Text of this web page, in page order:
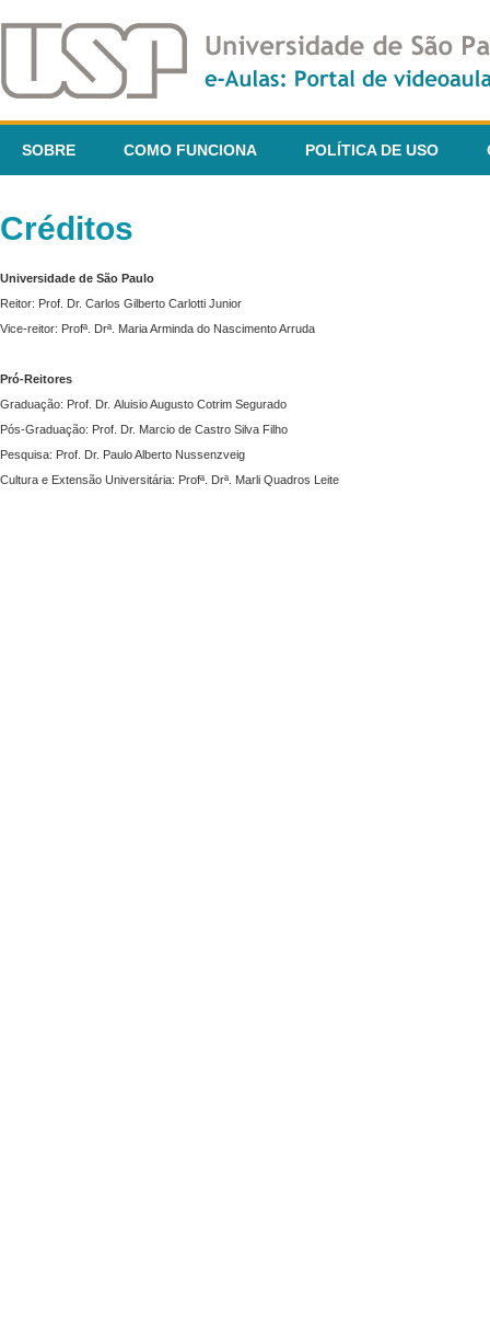
SOBRE COMO FUNCIONA POLÍTICA DE USO
Créditos
Universidade de São Paulo
Reitor: Prof. Dr. Carlos Gilberto Carlotti Junior
Vice-reitor: Profª. Drª. Maria Arminda do Nascimento Arruda
Pró-Reitores
Graduação: Prof. Dr. Aluisio Augusto Cotrim Segurado
Pós-Graduação: Prof. Dr. Marcio de Castro Silva Filho
Pesquisa: Prof. Dr. Paulo Alberto Nussenzveig
Cultura e Extensão Universitária: Profª. Drª. Marli Quadros Leite